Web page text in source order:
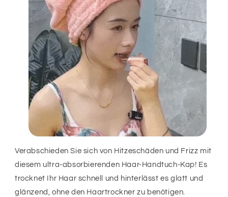
Verabschieden Sie sich von Hitzeschäden und Frizz mit
diesem ultra-absorbierenden Haar-Handtuch-Kap! Es
trocknet Ihr Haar schnell und hinterlässt es glatt und
glänzend, ohne den Haartrockner zu benötigen.